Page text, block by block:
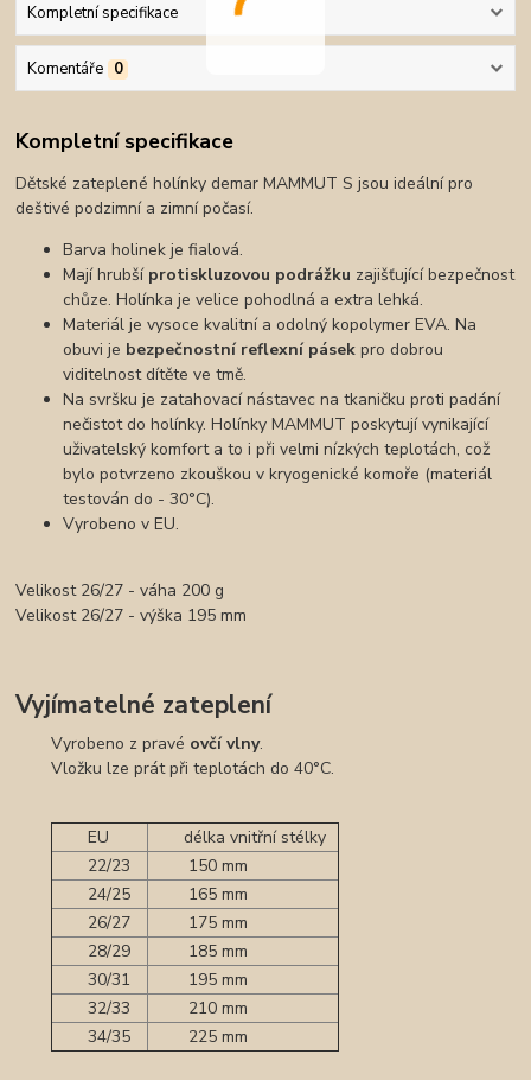
Kompletní specifikace
Komentáře 0
Kompletní specifikace
Dětské zateplené holínky demar MAMMUT S jsou ideální pro
deštivé podzimní a zimní počasí.
Barva holinek je fialová.
Mají hrubší protiskluzovou podrážku zajišťující bezpečnost
chůze. Holínka je velice pohodlná a extra lehká.
Materiál je vysoce kvalitní a odolný kopolymer EVA. Na
obuvi je bezpečnostní reflexní pásek pro dobrou
viditelnost dítěte ve tmě.
Na svršku je zatahovací nástavec na tkaničku proti padání
nečistot do holínky. Holínky MAMMUT poskytují vynikající
uživatelský komfort a to i při velmi nízkých teplotách, což
bylo potvrzeno zkouškou v kryogenické komoře (materiál
testován do - 30°C).
Vyrobeno v EU.
Velikost 26/27 - váha 200 g
Velikost 26/27 - výška 195 mm
Vyjímatelné zateplení
Vyrobeno z pravé ovčí vlny.
Vložku lze prát při teplotách do 40°C.
EU
délka vnitřní stélky
22/23
150 mm
24/25
165 mm
26/27
175 mm
28/29
185 mm
30/31
195 mm
32/33
210 mm
34/35
225 mm